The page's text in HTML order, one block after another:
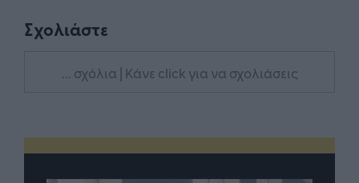
Σχολιάστε
... σχόλια | Κάνε click για να σχολιάσεις